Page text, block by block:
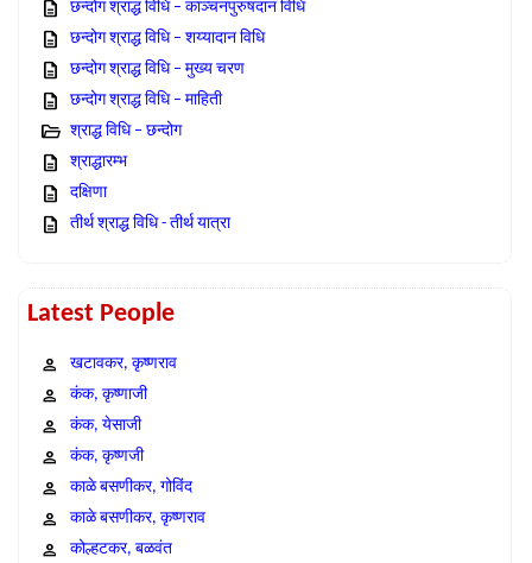
छन्दोग श्राद्ध विधि – काञ्चनपुरुषदान विधि
छन्दोग श्राद्ध विधि – शय्यादान विधि
छन्दोग श्राद्ध विधि – मुख्य चरण
छन्दोग श्राद्ध विधि – माहिती
श्राद्ध विधि – छन्दोग
श्राद्धारम्भ
दक्षिणा
तीर्थ श्राद्ध विधि - तीर्थ यात्रा
Latest People
खटावकर, कृष्णराव
कंक, कृष्णाजी
कंक, येसाजी
कंक, कृष्णजी
काळे बसणीकर, गोविंद
काळे बसणीकर, कृष्णराव
कोल्हटकर, बळवंत